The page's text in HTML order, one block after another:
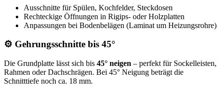
Ausschnitte für Spülen, Kochfelder, Steckdosen
Rechteckige Öffnungen in Rigips- oder Holzplatten
Anpassungen bei Bodenbelägen (Laminat um Heizungsrohre)
⚙️ Gehrungsschnitte bis 45°
Die Grundplatte lässt sich bis 45° neigen – perfekt für Sockelleisten,
Rahmen oder Dachschrägen. Bei 45° Neigung beträgt die
Schnitttiefe noch ca. 18 mm.